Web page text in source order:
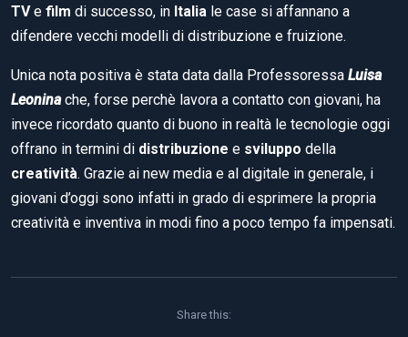
TVe film di successo, in Italia le case si affannano a
difendere vecchi modelli di distribuzione e fruizione.
Unica nota positiva è stata data dalla Professoressa Luisa
Leoninache, forse perchè lavora a contatto con giovani, ha
invece ricordato quanto di buono in realtà le tecnologie oggi
offrano in termini di distribuzione e sviluppo della
creatività. Grazie ai new media e al digitale in generale, i
giovani d’oggi sono infatti in grado di esprimere la propria
creatività e inventiva in modi fino a poco tempo fa impensati.
Share this: